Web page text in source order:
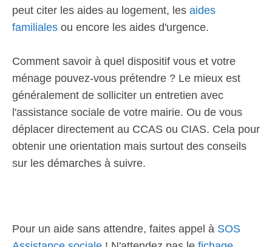
peut citer les aides au logement, les aides
familiales ou encore les aides d'urgence.
Comment savoir à quel dispositif vous et votre
ménage pouvez-vous prétendre ? Le mieux est
généralement de solliciter un entretien avec
l'assistance sociale de votre mairie. Ou de vous
déplacer directement au CCAS ou CIAS. Cela pour
obtenir une orientation mais surtout des conseils
sur les démarches à suivre.
Pour un aide sans attendre, faites appel à SOS